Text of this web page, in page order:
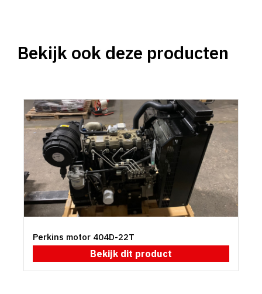
Bekijk ook deze producten
Perkins motor 404D-22T
Bekijk dit product